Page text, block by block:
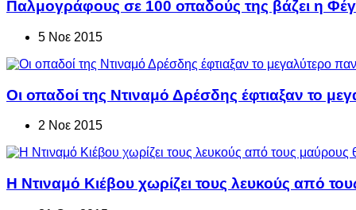
Παλμογράφους σε 100 οπαδούς της βάζει η
5 Νοε 2015
Οι οπαδοί της Ντιναμό Δρέσδης έφτιαξαν το
2 Νοε 2015
Η Ντιναμό Κιέβου χωρίζει τους λευκούς από